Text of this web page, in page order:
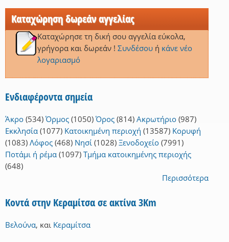
Καταχώρηση δωρεάν αγγελίας
Καταχώρησε τη δική σου αγγελία εύκολα,
γρήγορα και δωρεάν ! Συνδέσουή κάνε νέο
λογαριασμό
Ενδιαφέροντα σημεία
Άκρο (534) Όρμος (1050) Όρος (814) Ακρωτήριο (987)
Εκκλησία (1077) Κατοικημένη περιοχή (13587) Κορυφή
(1083) Λόφος (468) Νησί (1028) Ξενοδοχείο (7991)
Ποτάμι ή ρέμα (1097) Τμήμα κατοικημένης περιοχής
(648)
Περισσότερα
Κοντά στην Κεραμίτσα σε ακτίνα 3Km
Βελούνα, και Κεραμίτσα